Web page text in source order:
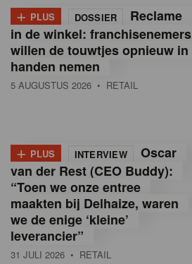
g
ë
e
a
+ PLUS DOSSIER
Reclame
in de winkel: franchisenemers
willen de touwtjes opnieuw in
handen nemen
5 AUGUSTUS 2026 • RETAIL
+ PLUS INTERVIEW
Oscar
van der Rest (CEO Buddy):
“Toen we onze entree
maakten bij Delhaize, waren
we de enige ‘kleine’
leverancier”
31 JULI 2026 • RETAIL